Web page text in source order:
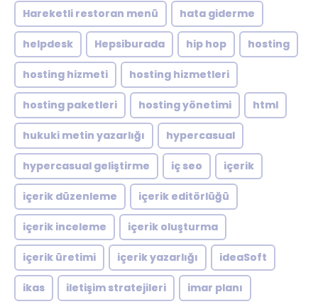
Hareketli restoran menü hata giderme
helpdesk Hepsiburada hip hop hosting
hosting hizmeti hosting hizmetleri
hosting paketleri hosting yönetimi html
hukuki metin yazarlığı hypercasual
hypercasual geliştirme iç seo içerik
içerik düzenleme içerik editörlüğü
içerik inceleme içerik oluşturma
içerik üretimi içerik yazarlığı ideaSoft
ikas iletişim stratejileri imar planı